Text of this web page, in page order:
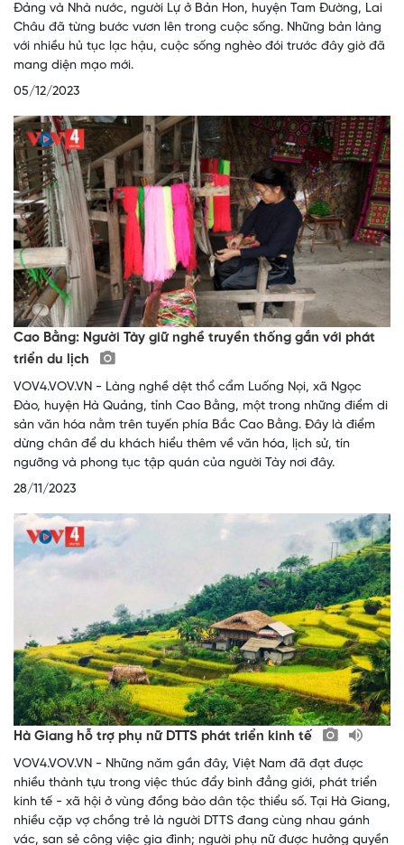
Đảng và Nhà nước, người Lự ở Bản Hon, huyện Tam Đường, Lai
Châu đã từng bước vươn lên trong cuộc sống. Những bản làng
với nhiều hủ tục lạc hậu, cuộc sống nghèo đói trước đây giờ đã
mang diện mạo mới.
05/12/2023
Cao Bằng: Người Tày giữ nghề truyền thống gắn với phát
triển du lịch
VOV4.VOV.VN - Làng nghề dệt thổ cẩm Luống Nọi, xã Ngọc
Đào, huyện Hà Quảng, tỉnh Cao Bằng, một trong những điểm di
sản văn hóa nằm trên tuyến phía Bắc Cao Bằng. Đây là điểm
dừng chân để du khách hiểu thêm về văn hóa, lịch sử, tín
ngưỡng và phong tục tập quán của người Tày nơi đây.
28/11/2023
Hà Giang hỗ trợ phụ nữ DTTS phát triển kinh tế
VOV4.VOV.VN - Những năm gần đây, Việt Nam đã đạt được
nhiều thành tựu trong việc thúc đẩy bình đẳng giới, phát triển
kinh tế - xã hội ở vùng đồng bào dân tộc thiểu số. Tại Hà Giang,
nhiều cặp vợ chồng trẻ là người DTTS đang cùng nhau gánh
vác, san sẻ công việc gia đình; người phụ nữ được hưởng quyền